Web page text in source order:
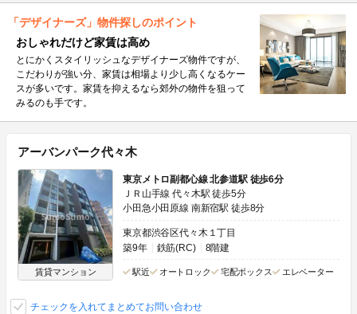
「デザイナーズ」物件探しのポイント
おしゃれだけど家賃は高め
とにかくスタイリッシュなデザイナーズ物件ですが、
こだわりが強い分、家賃は相場より少し高くなるケー
スが多いです。家賃を抑えるなら郊外の物件を狙って
みるのも手です。
アーバンパーク代々木
賃貸マンション
東京メトロ副都心線 北参道駅 徒歩6分
ＪＲ山手線 代々木駅 徒歩5分
小田急小田原線 南新宿駅 徒歩8分
東京都渋谷区代々木１丁目
築9年
鉄筋(RC) 8階建
駅近 オートロック 宅配ボックス エレベーター
チェックを入れてまとめてお問い合わせ